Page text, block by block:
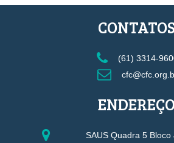
(61) 3314-
SAUS Quadra 5